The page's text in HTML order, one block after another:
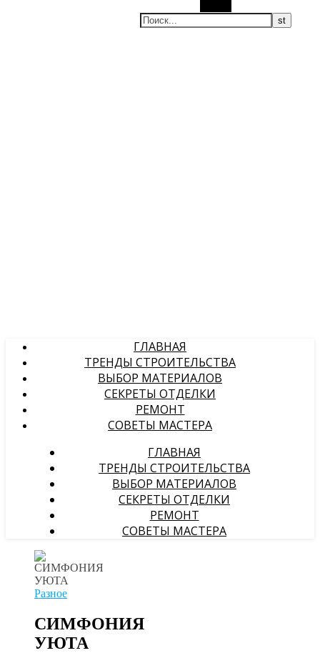
ГЛАВНАЯ
ТРЕНДЫ СТРОИТЕЛЬСТВА
ВЫБОР МАТЕРИАЛОВ
СЕКРЕТЫ ОТДЕЛКИ
РЕМОНТ
СОВЕТЫ МАСТЕРА
ГЛАВНАЯ
ТРЕНДЫ СТРОИТЕЛЬСТВА
ВЫБОР МАТЕРИАЛОВ
СЕКРЕТЫ ОТДЕЛКИ
РЕМОНТ
СОВЕТЫ МАСТЕРА
Разное
СИМФОНИЯ
УЮТА